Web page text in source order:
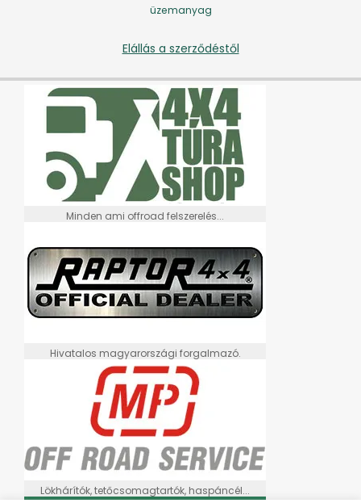
üzemanyag
Elállás a szerződéstől
Minden ami offroad felszerelés...
Hivatalos magyarországi forgalmazó.
Lökhárítók, tetőcsomagtartók, haspáncél...